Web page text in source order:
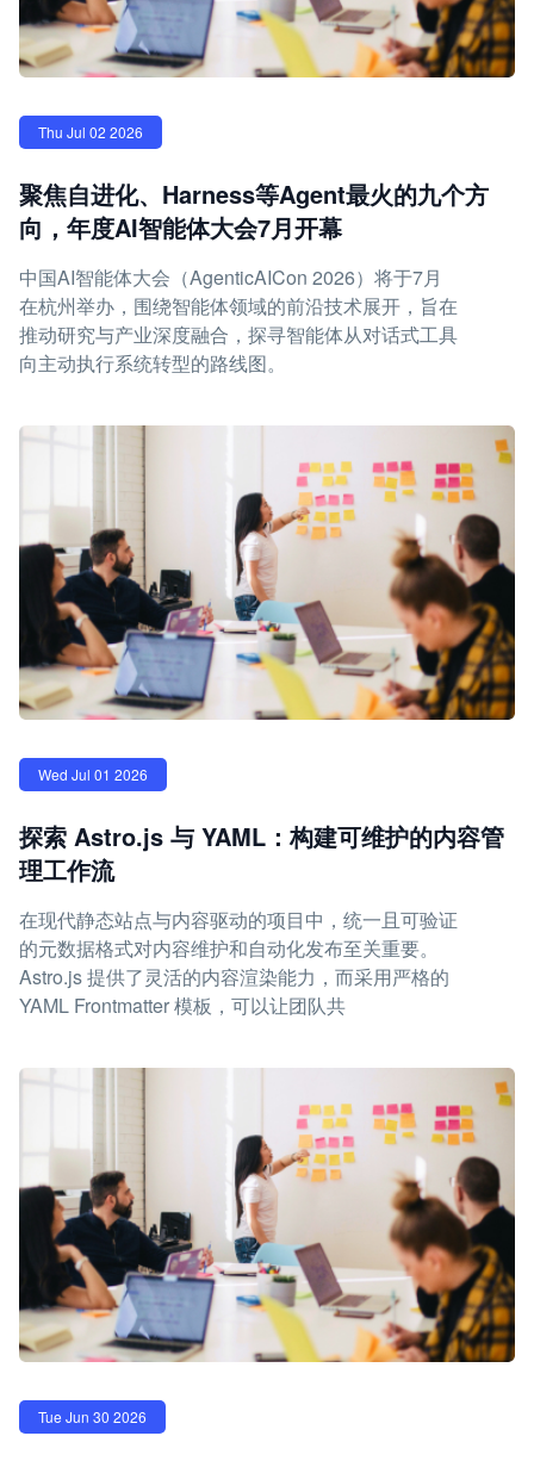
Thu Jul 02 2026
聚焦自进化、Harness等Agent最火的九个方
向，年度AI智能体大会7月开幕
中国AI智能体大会（AgenticAICon 2026）将于7月
在杭州举办，围绕智能体领域的前沿技术展开，旨在
推动研究与产业深度融合，探寻智能体从对话式工具
向主动执行系统转型的路线图。
Wed Jul 01 2026
探索 Astro.js 与 YAML：构建可维护的内容管
理工作流
在现代静态站点与内容驱动的项目中，统一且可验证
的元数据格式对内容维护和自动化发布至关重要。
Astro.js 提供了灵活的内容渲染能力，而采用严格的
YAML Frontmatter 模板，可以让团队共
Tue Jun 30 2026